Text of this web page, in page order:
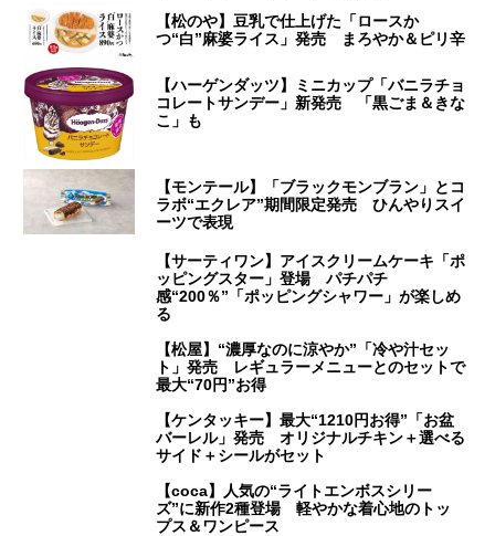
【松のや】豆乳で仕上げた「ロースか
つ“白”麻婆ライス」発売 まろやか＆ピリ辛
【ハーゲンダッツ】ミニカップ「バニラチョ
コレートサンデー」新発売 「黒ごま＆きな
こ」も
【モンテール】「ブラックモンブラン」とコ
ラボ“エクレア”期間限定発売 ひんやりスイ
ーツで表現
【サーティワン】アイスクリームケーキ「ポ
ッピングスター」登場 パチパチ
感“200％”「ポッピングシャワー」が楽しめ
る
【松屋】“濃厚なのに涼やか”「冷や汁セッ
ト」発売 レギュラーメニューとのセットで
最大“70円”お得
【ケンタッキー】最大“1210円お得”「お盆
バーレル」発売 オリジナルチキン＋選べる
サイド＋シールがセット
【coca】人気の“ライトエンボスシリー
ズ”に新作2種登場 軽やかな着心地のトッ
プス＆ワンピース